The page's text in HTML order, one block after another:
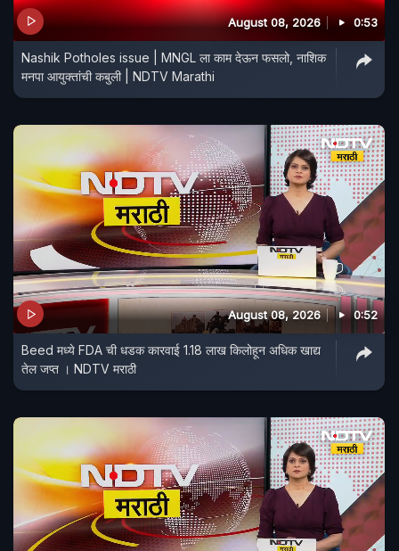
August 08, 2026 0:53
Nashik Potholes issue | MNGL ला काम देऊन फसलो, नाशिक
मनपा आयुक्तांची कबुली | NDTV Marathi
August 08, 2026 0:52
Beed मध्ये FDA ची धडक कारवाई 1.18 लाख किलोहून अधिक खाद्य
तेल जप्त । NDTV मराठी